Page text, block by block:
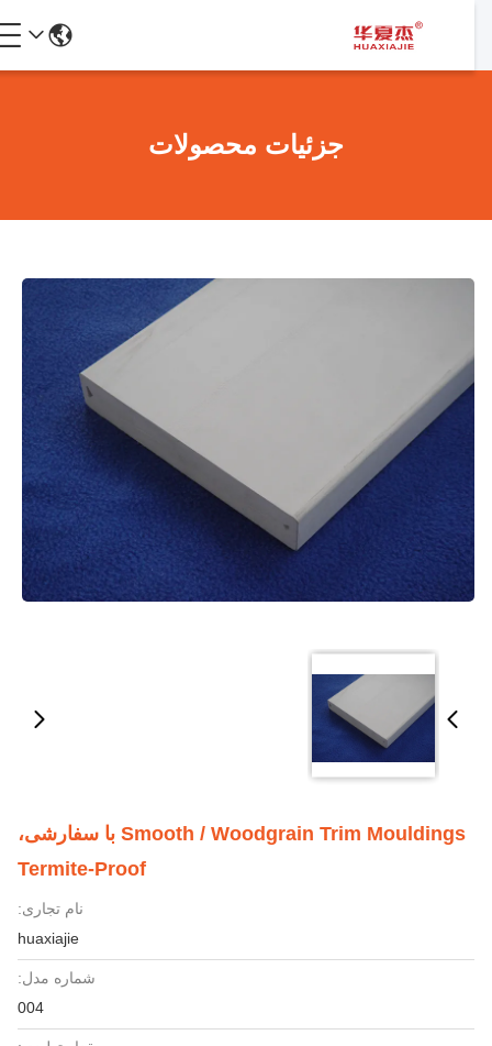
جزئیات محصولات
Smooth / Woodgrain Trim Mouldings با سفارشی،
Termite-Proof
نام تجاری:
huaxiajie
شماره مدل:
004